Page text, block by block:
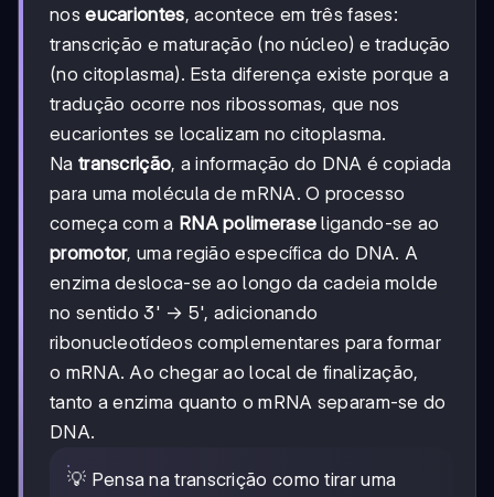
noseucariontes, acontece em três fases:
transcrição e maturação (no núcleo) e tradução
(no citoplasma). Esta diferença existe porque a
tradução ocorre nos ribossomas, que nos
eucariontes se localizam no citoplasma.
Na transcrição, a informação do DNA é copiada
para uma molécula de mRNA. O processo
começa com a RNA polimerase ligando-se ao
promotor, uma região específica do DNA. A
enzima desloca-se ao longo da cadeia molde
no sentido 3' → 5', adicionando
ribonucleotídeos complementares para formar
o mRNA. Ao chegar ao local de finalização,
tanto a enzima quanto o mRNA separam-se do
DNA.
💡 Pensa na transcrição como tirar uma